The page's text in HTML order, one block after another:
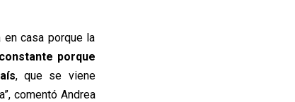
casa porque la
porque
, que se viene
comentó Andrea